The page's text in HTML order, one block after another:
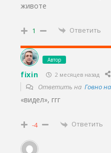
животе
1 Ответить
Автор
fixin 2 месяцев назад
Ответить на Говно
«видел», ггг
-4 Ответить